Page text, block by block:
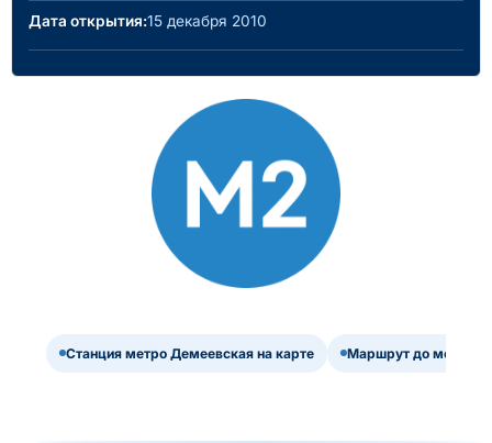
Дата открытия:15 декабря 2010
Станция метро Демеевская на карте Маршрут до метро